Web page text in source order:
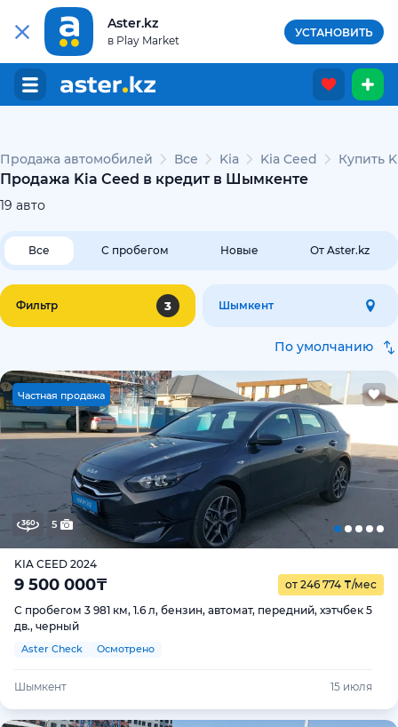
Aster.kz
в Play Market
УСТАНОВИТЬ
Продажа автомобилей Все Kia Kia Ceed Купить
Продажа Kia Ceed в кредит в Шымкенте
19 авто
Все С пробегом Новые От Aster.kz
Фильтр 3 Шымкент
По умолчанию
Частная продажа
5
KIA CEED 2024
9 500 000₸ от 246 774 ₸/мес
С пробегом 3 981 км, 1.6 л, бензин, автомат, передний, хэтчбек 5
дв., черный
Aster Check Осмотрено
Шымкент 15 июля